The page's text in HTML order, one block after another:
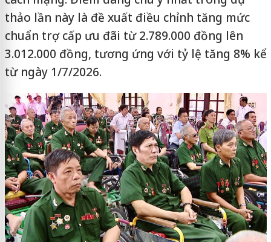
thảo lần này là đề xuất điều chỉnh tăng mức
chuẩn trợ cấp ưu đãi từ 2.789.000 đồng lên
3.012.000 đồng, tương ứng với tỷ lệ tăng 8% kể
từ ngày 1/7/2026.